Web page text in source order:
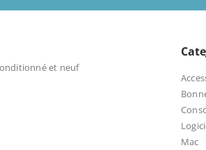
et neuf
Mac